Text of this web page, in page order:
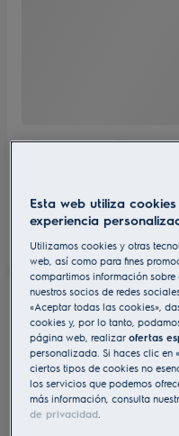
Esta web utiliza
experiencia
Utilizamos cookies y otras
web, así como para fines
compartimos información
nuestros socios de redes
«Aceptar todas las cookies»,
cookies y, por lo tanto,
página web, realizarofertas
personalizada. Si haces clic en
ciertos tipos de cookies no
los servicios que podemos
más información, consulta
de privacidad.